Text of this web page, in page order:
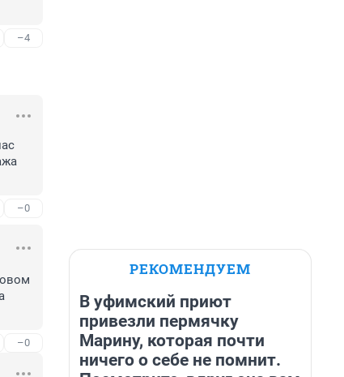
–4
–0
–0
РЕКОМЕНДУЕМ
В уфимский приют
привезли пермячку
Марину, которая почти
ничего о себе не помнит.